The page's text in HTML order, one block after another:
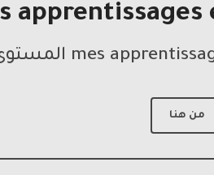
apprentissages
من هنا